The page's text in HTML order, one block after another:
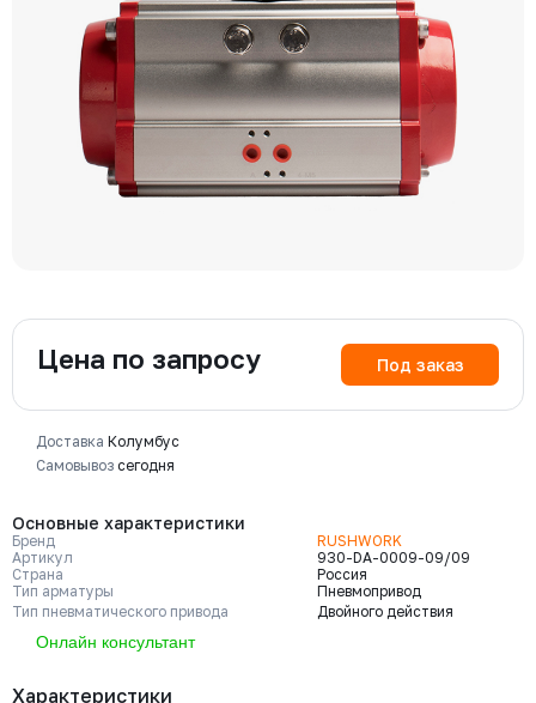
Реквизиты
+7 (495) 215-24-81
Заказать звонок
zakaz325@ks-rus.com
Email для связи
Одинцово, Внуковская 9, пав. 31
Пункт выдачи заказов
Основные характеристики
Бренд
RUSHWORK
Артикул
930-DA-0009-09/09
Страна
Россия
Тип арматуры
Пневмопривод
Тип пневматического привода
Двойного действия
Онлайн консультант
Цена по запросу Под заказ
Доставка Колумбус
Самовывоз сегодня
Характеристики